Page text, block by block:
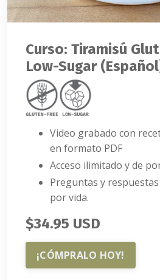
Curso: Tiramisú
Low-Sugar
Video grabado con
en formato PDF
Acceso ilimitado y de
Preguntas y
por vida.
$34.95 USD
¡CÓMPRALO HOY!